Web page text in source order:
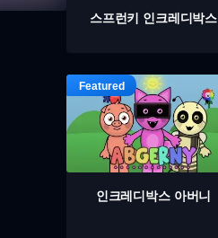
스프런키 인크레디박스
인크레디박스 아버니